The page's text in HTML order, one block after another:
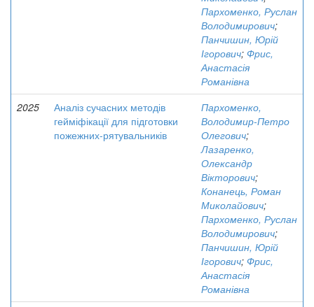
Пархоменко, Руслан
Володимирович;
Панчишин, Юрій
Ігорович; Фрис,
Анастасія
Романівна
2025
Аналіз сучасних методів
гейміфікації для підготовки
пожежних-рятувальників
Пархоменко,
Володимир-Петро
Олегович;
Лазаренко,
Олександр
Вікторович;
Конанець, Роман
Миколайович;
Пархоменко, Руслан
Володимирович;
Панчишин, Юрій
Ігорович; Фрис,
Анастасія
Романівна